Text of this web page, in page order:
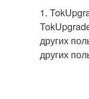
1.
других
других